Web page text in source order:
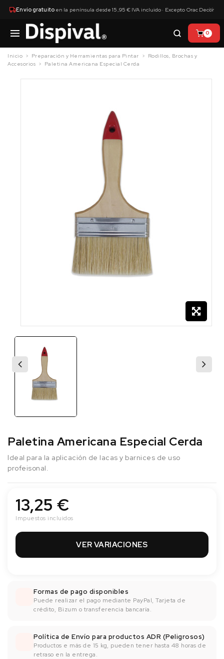
Envío gratuitoen la península desde 15,95 € IVA incluido · Excepto Orac Decor
×
0
Inicio Preparación y Herramientas para Pintar
Rodillos, Brochas y
Accesorios
Paletina Americana Especial Cerda
Paletina Americana Especial Cerda
Ideal para la aplicación de lacas y barnices de uso
profeisonal.
13,25 €
Impuestos incluidos
VER VARIACIONES
Formas de pago disponibles
Puede realizar el pago mediante PayPal, Tarjeta de
crédito, Bizum o transferencia bancaría.
Política de Envío para productos ADR (Peligrosos)
Productos e más de 15 kg, pueden tener hasta 48 horas de
retraso en la entrega.